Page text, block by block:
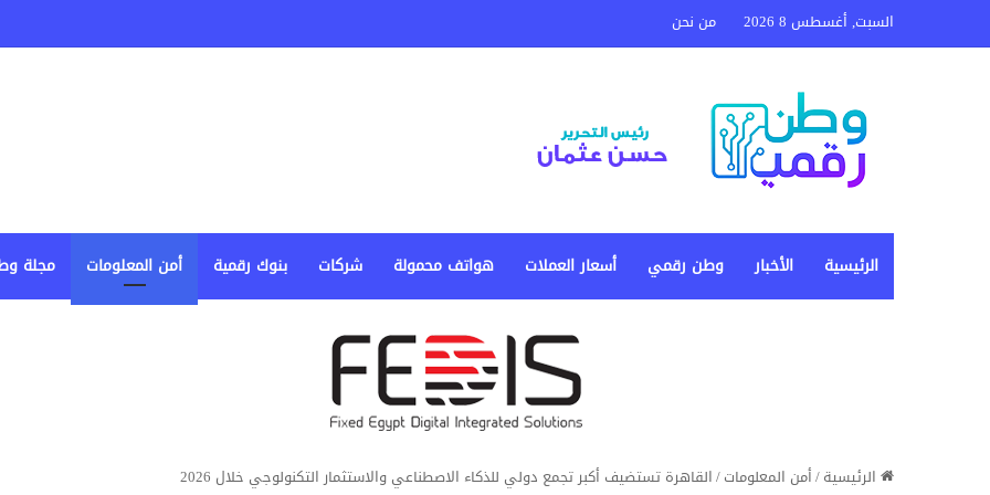
السبت, أغسطس 8 2026 من نحن
الرئيسية الأخبار وطن رقمي أسعار العملات هواتف محمولة شركات بنوك رقمية أمن المعلومات مجلة
الرئيسية/أمن المعلومات/القاهرة تستضيف أكبر تجمع دولي للذكاء الاصطناعي والاستثمار التكنولوجي خلال 2026